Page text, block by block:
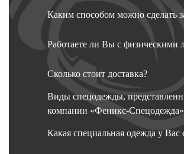
Каким способом можно сделать
Работаете ли Вы с физическими
Сколько стоит доставка?
Виды спецодежды,
компании «Феникс-
Какая специальная одежда у Вас